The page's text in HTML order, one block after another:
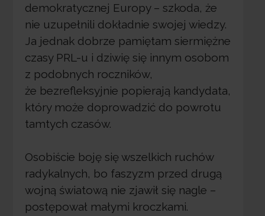
demokratycznej Europy – szkoda, że
nie uzupełnili dokładnie swojej wiedzy.
Ja jednak dobrze pamiętam siermiężne
czasy PRL-u i dziwię się innym osobom
z podobnych roczników,
że bezrefleksyjnie popierają kandydata,
który może doprowadzić do powrotu
tamtych czasów.
Osobiście boję się wszelkich ruchów
radykalnych, bo faszyzm przed drugą
wojną światową nie zjawił się nagle –
postępował małymi kroczkami.